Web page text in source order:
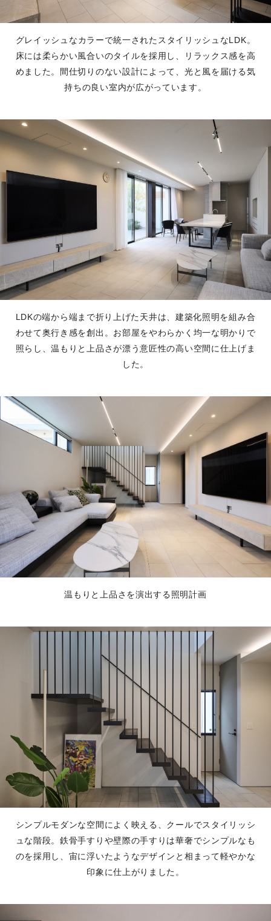
グレイッシュなカラーで統一されたスタイリッシュなLDK。
床には柔らかい風合いのタイルを採用し、リラックス感を高
めました。間仕切りのない設計によって、光と風を届ける気
持ちの良い室内が広がっています。
LDKの端から端まで折り上げた天井は、建築化照明を組み合
わせて奥行き感を創出。お部屋をやわらかく均一な明かりで
照らし、温もりと上品さが漂う意匠性の高い空間に仕上げま
した。
温もりと上品さを演出する照明計画
シンプルモダンな空間によく映える、クールでスタイリッシ
ュな階段。鉄骨手すりや壁際の手すりは華奢でシンプルなも
のを採用し、宙に浮いたようなデザインと相まって軽やかな
印象に仕上がりました。